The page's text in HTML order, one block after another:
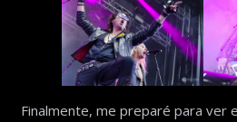
Finalmente, me preparé para ver